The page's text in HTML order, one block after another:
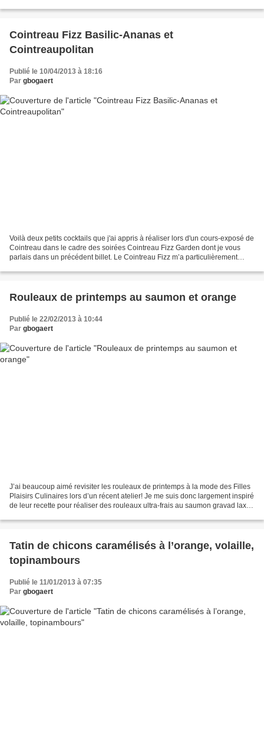
Cointreau Fizz Basilic-Ananas et
Cointreaupolitan
Publié le 10/04/2013 à 18:16
Par gbogaert
Voilà deux petits cocktails que j'ai appris à réaliser lors d'un cours-exposé de
Cointreau dans le cadre des soirées Cointreau Fizz Garden dont je vous
parlais dans un précédent billet. Le Cointreau Fizz m’a particulièrement
Rouleaux de printemps au saumon et orange
Publié le 22/02/2013 à 10:44
Par gbogaert
J’ai beaucoup aimé revisiter les rouleaux de printemps à la mode des Filles
Plaisirs Culinaires lors d’un récent atelier! Je me suis donc largement inspiré
de leur recette pour réaliser des rouleaux ultra-frais au saumon gravad lax,
Tatin de chicons caramélisés à l’orange, volaille,
topinambours
Publié le 11/01/2013 à 07:35
Par gbogaert